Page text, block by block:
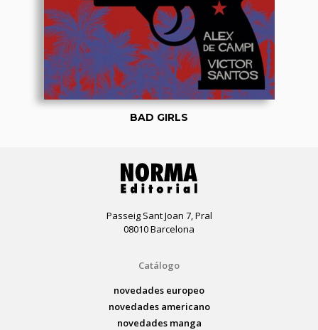
BAD GIRLS
Passeig Sant Joan 7, Pral
08010 Barcelona
Catálogo
novedades europeo
novedades americano
novedades manga